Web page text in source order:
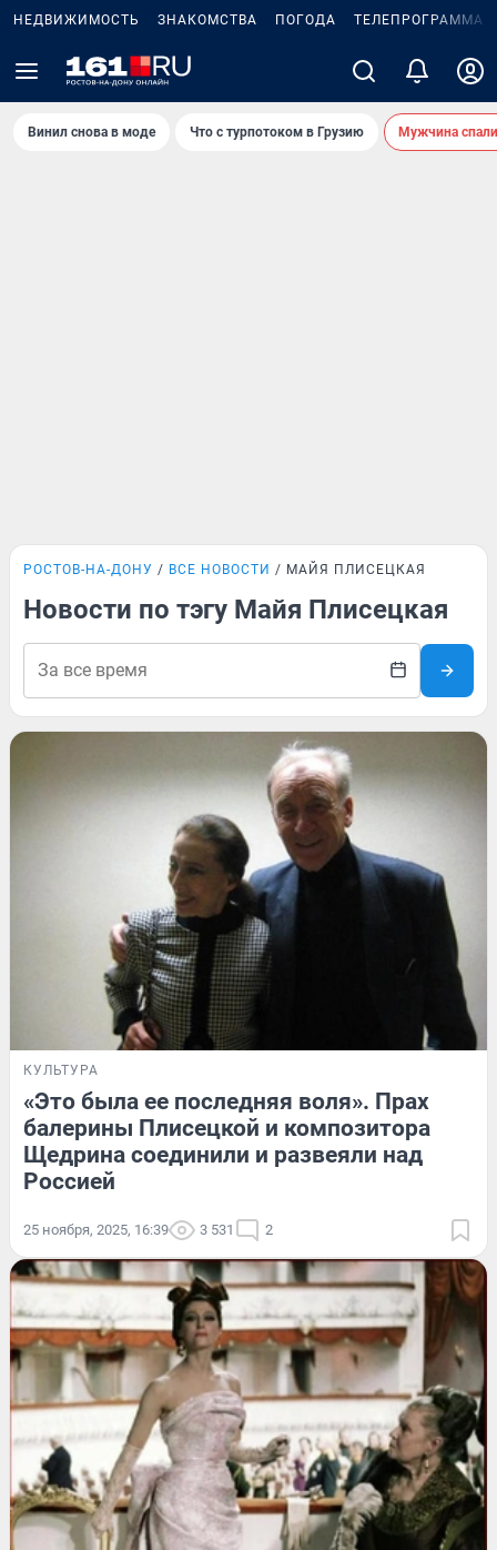
НЕДВИЖИМОСТЬ ЗНАКОМСТВА ПОГОДА ТЕЛЕПРОГРАММА
Винил снова в моде Что с турпотоком в Грузию Мужчина
РОСТОВ-НА-ДОНУ ВСЕ НОВОСТИ МАЙЯ ПЛИСЕЦКАЯ
Новости по тэгу Майя Плисецкая
КУЛЬТУРА
«Это была ее последняя воля». Прах
балерины Плисецкой и композитора
Щедрина соединили и развеяли над
Россией
25 ноября, 2025, 16:39 3 531 2